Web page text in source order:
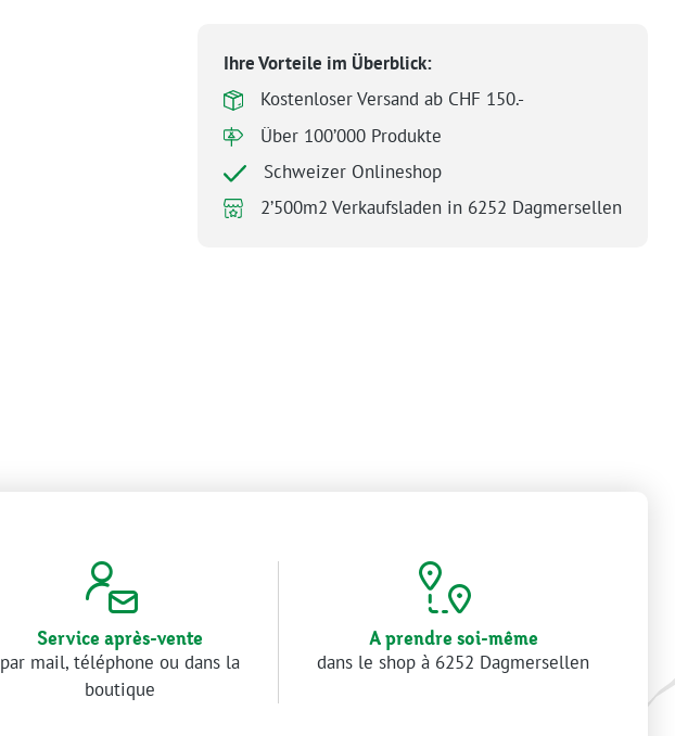
Ihre Vorteile im Überblick:
Kostenloser Versand ab CHF 150.-
Über 100’000 Produkte
Schweizer Onlineshop
2’500m2 Verkaufsladen in 6252 Dagmersellen
Service après-vente
par mail, téléphone ou dans la
boutique
A prendre soi-même
dans le shop à 6252 Dagmersellen